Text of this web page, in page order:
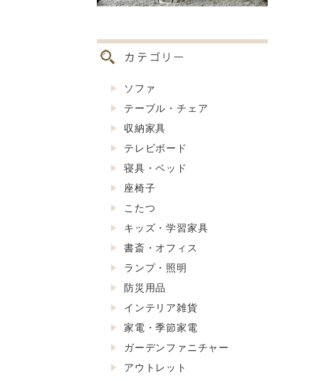
ソファ
テーブル・チェア
収納家具
テレビボード
寝具・ベッド
座椅子
こたつ
キッズ・学習家具
書斎・オフィス
ランプ・照明
防災用品
インテリア雑貨
家電・季節家電
ガーデンファニチャー
アウトレット